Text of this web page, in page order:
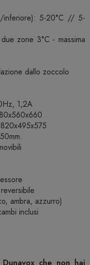
inferiore): 5-20°C // 5-
zone 3°C - massima
dallo zoccolo
1,2A
ambra, azzurro)
inclusi